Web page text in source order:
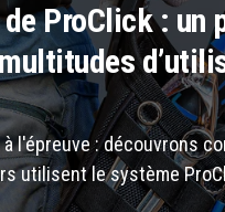
ProClick : un
l'épreuve : découvrons
utilisent le système
Qu'est-ce qu'ils